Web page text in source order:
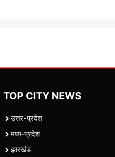
TOP CITY NEWS
उत्तर-प्रदेश
मध्य-प्रदेश
झारखंड